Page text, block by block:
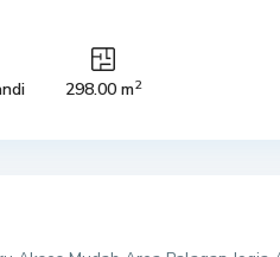
298.00 m2